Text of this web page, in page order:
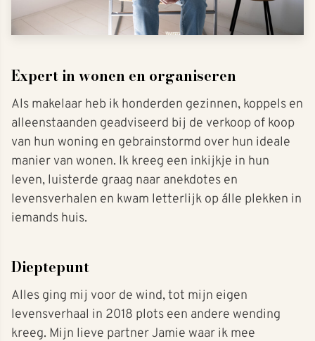
Expert in wonen en organiseren
Als makelaar heb ik honderden gezinnen, koppels en
alleenstaanden geadviseerd bij de verkoop of koop
van hun woning en gebrainstormd over hun ideale
manier van wonen. Ik kreeg een inkijkje in hun
leven, luisterde graag naar anekdotes en
levensverhalen en kwam letterlijk op álle plekken in
iemands huis.
Dieptepunt
Alles ging mij voor de wind, tot mijn eigen
levensverhaal in 2018 plots een andere wending
kreeg. Mijn lieve partner Jamie waar ik mee